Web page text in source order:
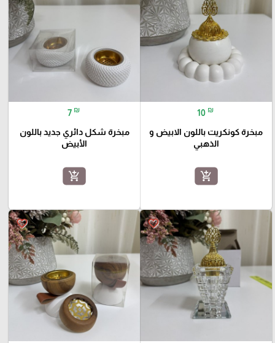
10 ₪
مبخرة كونكريت باللون الابيض و
الذهبي
add_shopping_cart
7 ₪
مبخرة شكل دائري جديد باللون
الأبيض
add_shopping_cart
favorite_border
favorite_border